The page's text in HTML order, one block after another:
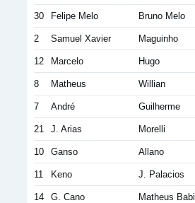
30 Felipe Melo Bruno Melo
2 Samuel Xavier Maguinho
12 Marcelo Hugo
8 Matheus Willian
7 André Guilherme
21 J. Arias Morelli
10 Ganso Allano
11 Keno J. Palacios
14 G. Cano Matheus Babi